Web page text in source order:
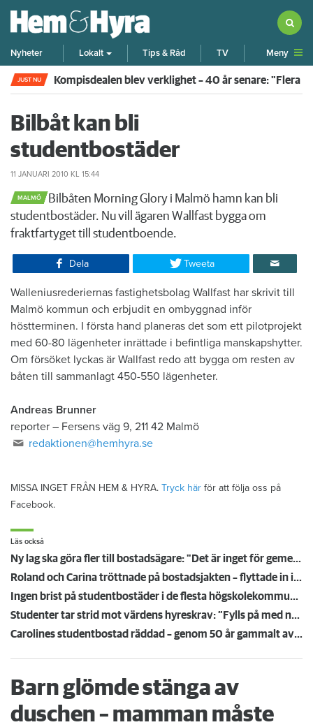
Nyheter Lokalt Tips & Råd TV Meny
JUST NU Kompisdealen blev verklighet – 40 år senare: "Flera
Bilbåt kan bli
studentbostäder
11 JANUARI 2010 KL 15:44
MALMÖ
​Bilbåten Morning Glory i Malmö hamn kan bli
studentbostäder. Nu vill ägaren Wallfast bygga om
fraktfartyget till studentboende.
Dela Tweeta
Walleniusrederiernas fastighetsbolag Wallfast har skrivit till
Malmö kommun och erbjudit en ombyggnad inför
höstterminen. I första hand planeras det som ett pilotprojekt
med 60-80 lägenheter inrättade i befintliga manskapshytter.
Om försöket lyckas är Wallfast redo att bygga om resten av
båten till sammanlagt 450-550 lägenheter.
Andreas Brunner
reporter – Fersens väg 9, 211 42 Malmö
redaktionen@hemhyra.se
MISSA INGET FRÅN HEM & HYRA. Tryck här för att följa oss på
Facebook.
Läs också
Ny lag ska göra fler till bostadsägare: "Det är inget för gemene man"
Roland och Carina tröttnade på bostadsjakten – flyttade in i en husbil
Ingen brist på studentbostäder i de flesta högskolekommunerna: ”Vi har 130 tomma lägenheter”
Studenter tar strid mot värdens hyreskrav: ”Fylls på med namn hela tiden”
Carolines studentbostad räddad – genom 50 år gammalt avtal: "Jätteglad att få bo kvar"
Barn glömde stänga av
duschen – mamman måste